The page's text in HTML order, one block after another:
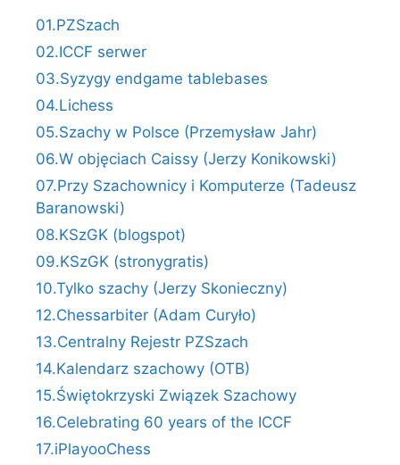
01.PZSzach
02.ICCF serwer
03.Syzygy endgame tablebases
04.Lichess
05.Szachy w Polsce (Przemysław Jahr)
06.W objęciach Caissy (Jerzy Konikowski)
07.Przy Szachownicy i Komputerze (Tadeusz
Baranowski)
08.KSzGK (blogspot)
09.KSzGK (stronygratis)
10.Tylko szachy (Jerzy Skonieczny)
12.Chessarbiter (Adam Curyło)
13.Centralny Rejestr PZSzach
14.Kalendarz szachowy (OTB)
15.Świętokrzyski Związek Szachowy
16.Celebrating 60 years of the ICCF
17.iPlayooChess